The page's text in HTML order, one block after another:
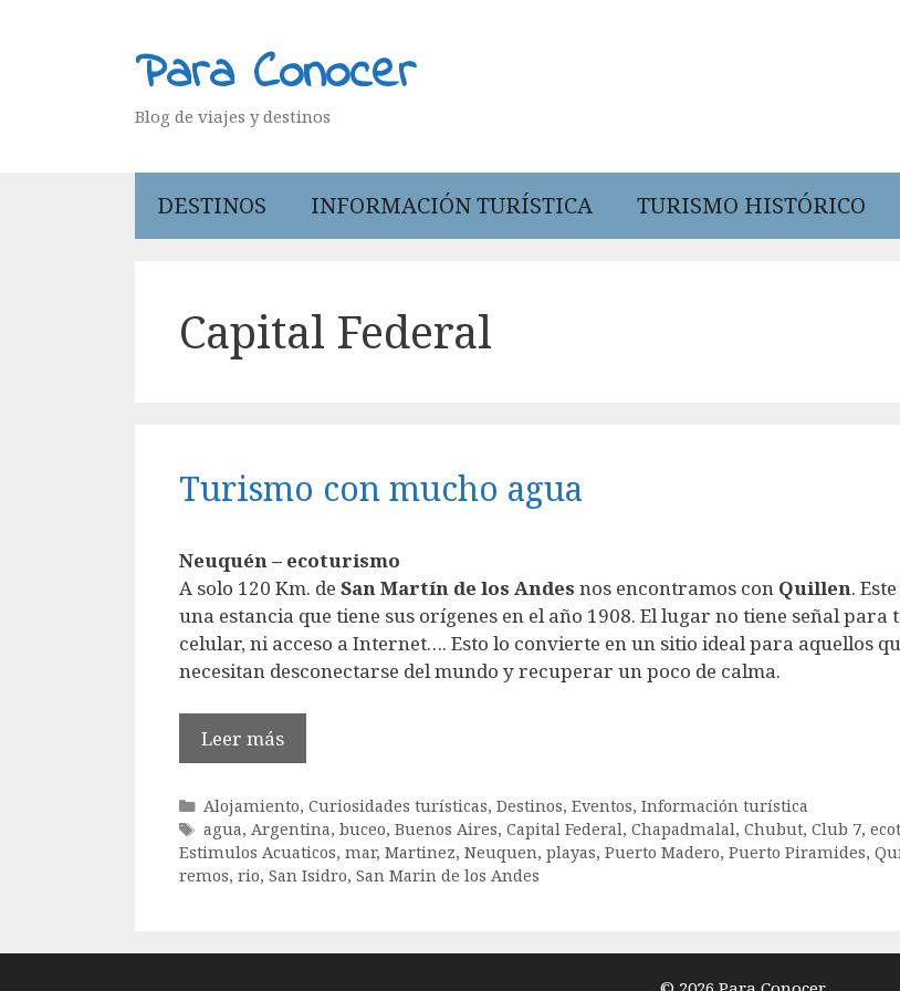
Para Conocer
Blog de viajes y destinos
DESTINOS INFORMACIÓN TURÍSTICA TURISMO HISTÓRICO
Capital Federal
Turismo con mucho agua
Neuquén – ecoturismo
A solo 120 Km. de San Martín de los Andes nos encontramos con Quillen.
una estancia que tiene sus orígenes en el año 1908. El lugar no tiene señal para
celular, ni acceso a Internet…. Esto lo convierte en un sitio ideal para aquellos
necesitan desconectarse del mundo y recuperar un poco de calma.
Leer más
Categorías
Alojamiento, Curiosidades turísticas, Destinos, Eventos, Información turística
Etiquetas
agua, Argentina, buceo, Buenos Aires, Capital Federal, Chapadmalal, Chubut, Club 7,
Estimulos Acuaticos, mar, Martinez, Neuquen, playas, Puerto Madero, Puerto Piramides,
remos, rio, San Isidro, San Marin de los Andes